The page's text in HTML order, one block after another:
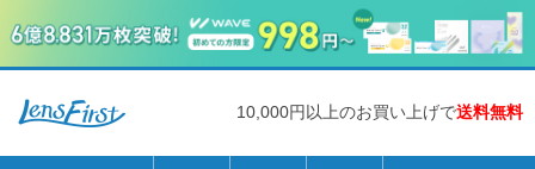
10,000円以上のお買い上げで送料無料